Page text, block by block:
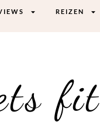
REIZEN
fit